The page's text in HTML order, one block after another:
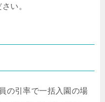
い。
の引率で一括入園の場